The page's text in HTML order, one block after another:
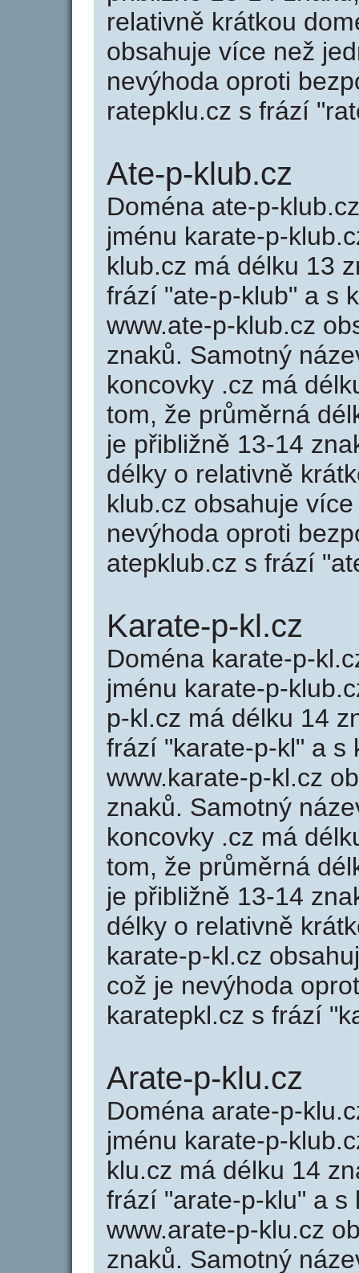
relativně krátkou
obsahuje více než
nevýhoda oproti
ratepklu.cz s frází
Ate-p-klub.cz
Doména ate-p-
jménu karate-p-
klub.cz má délku 13
frází "ate-p-klub" a s
www.ate-p-klub.cz
znaků. Samotný
koncovky .cz má
tom, že průměrná
je přibližně 13-14
délky o relativně
klub.cz obsahuje
nevýhoda oproti
atepklub.cz s frází
Karate-p-kl.cz
Doména karate-p-
jménu karate-p-
p-kl.cz má délku 14
frází "karate-p-kl" a s
www.karate-p-kl.cz
znaků. Samotný
koncovky .cz má
tom, že průměrná
je přibližně 13-14
délky o relativně
karate-p-kl.cz
což je nevýhoda
karatepkl.cz s frází
Arate-p-klu.cz
Doména arate-p-
jménu karate-p-
klu.cz má délku 14
frází "arate-p-klu" a s
www.arate-p-klu.cz
znaků. Samotný